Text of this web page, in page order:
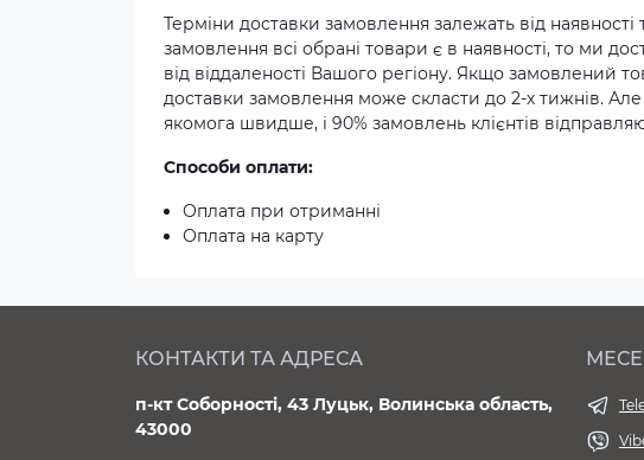
Терміни доставки замовлення залежать від
замовлення всі обрані товари є в наявності, то ми
від віддаленості Вашого регіону. Якщо замовлений
доставки замовлення може скласти до 2-х тижнів.
якомога швидше, і 90% замовлень клієнтів
Способи оплати:
Оплата при отриманні
Оплата на карту
КОНТАКТИ ТА АДРЕСА
п-кт Соборності, 43 Луцьк, Волинська область,
43000